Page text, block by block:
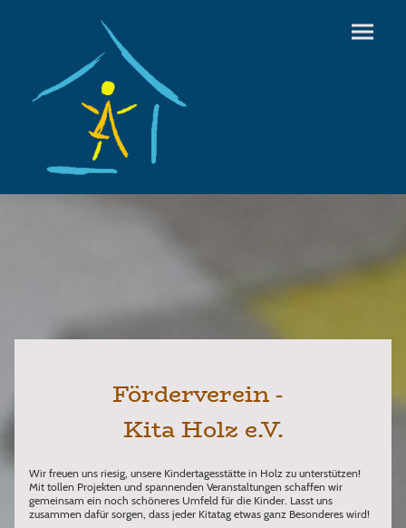
Förderverein -
Kita Holz e.V.
Wir freuen uns riesig, unsere Kindertagesstätte in Holz zu unterstützen!
Mit tollen Projekten und spannenden Veranstaltungen schaffen wir
gemeinsam ein noch schöneres Umfeld für die Kinder. Lasst uns
zusammen dafür sorgen, dass jeder Kitatag etwas ganz Besonderes wird!